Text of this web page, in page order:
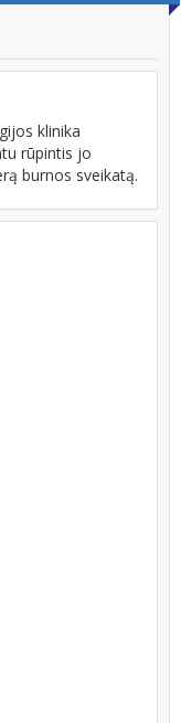
klinika
rūpintis jo
burnos sveikatą.